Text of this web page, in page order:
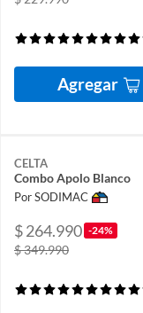
Agregar
CELTA
Combo Apolo Blanco
Por SODIMAC
$ 264.990 -24%
$ 349.990